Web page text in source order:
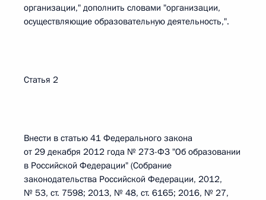
организации," дополнить словами "организации,
осуществляющие образовательную деятельность,".
Статья 2
Внести в статью 41 Федерального закона
от 29 декабря 2012 года № 273-ФЗ "Об образовании
в Российской Федерации" (Собрание
законодательства Российской Федерации, 2012,
№ 53, ст. 7598; 2013, № 48, ст. 6165; 2016, № 27,